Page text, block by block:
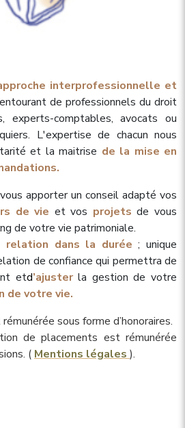
interprofessionnelle et
de professionnels du droit
experts-comptables, avocats ou
L'expertise de chacun nous
et la maitrise de la mise en
apporter un conseil adapté vos
de vie et vos projets de vous
de votre vie patrimoniale.
relation dans la durée ; unique
de confiance qui permettra de
etd’ajusterla gestion de votre
de votre vie.
sous forme d’honoraires.
de placements est rémunérée
( Mentions légales ).